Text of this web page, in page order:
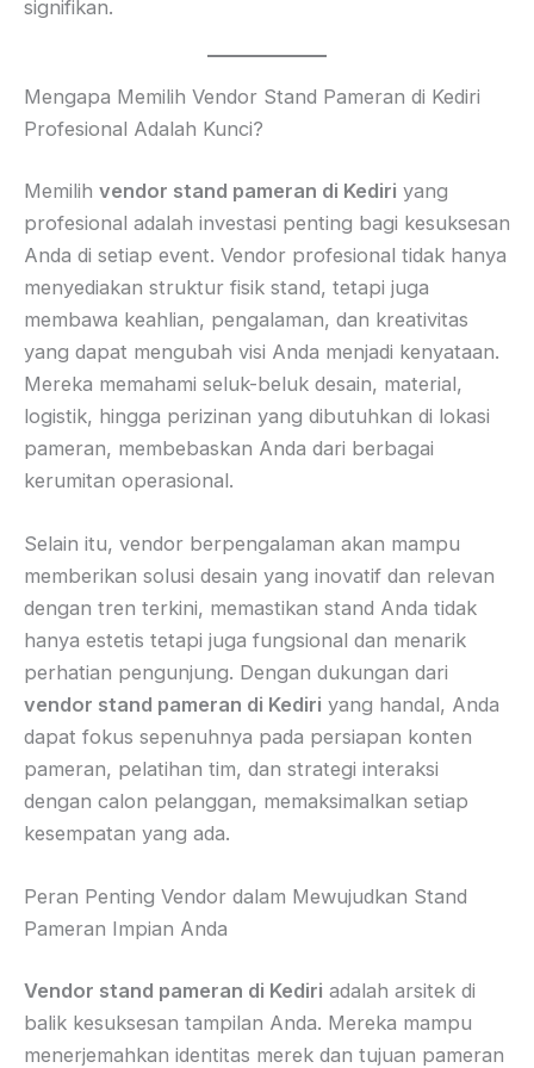
signifikan.
Mengapa Memilih Vendor Stand Pameran di Kediri
Profesional Adalah Kunci?
Memilih vendor stand pameran di Kediri yang
profesional adalah investasi penting bagi kesuksesan
Anda di setiap event. Vendor profesional tidak hanya
menyediakan struktur fisik stand, tetapi juga
membawa keahlian, pengalaman, dan kreativitas
yang dapat mengubah visi Anda menjadi kenyataan.
Mereka memahami seluk-beluk desain, material,
logistik, hingga perizinan yang dibutuhkan di lokasi
pameran, membebaskan Anda dari berbagai
kerumitan operasional.
Selain itu, vendor berpengalaman akan mampu
memberikan solusi desain yang inovatif dan relevan
dengan tren terkini, memastikan stand Anda tidak
hanya estetis tetapi juga fungsional dan menarik
perhatian pengunjung. Dengan dukungan dari
vendor stand pameran di Kediri yang handal, Anda
dapat fokus sepenuhnya pada persiapan konten
pameran, pelatihan tim, dan strategi interaksi
dengan calon pelanggan, memaksimalkan setiap
kesempatan yang ada.
Peran Penting Vendor dalam Mewujudkan Stand
Pameran Impian Anda
Vendor stand pameran di Kediri adalah arsitek di
balik kesuksesan tampilan Anda. Mereka mampu
menerjemahkan identitas merek dan tujuan pameran